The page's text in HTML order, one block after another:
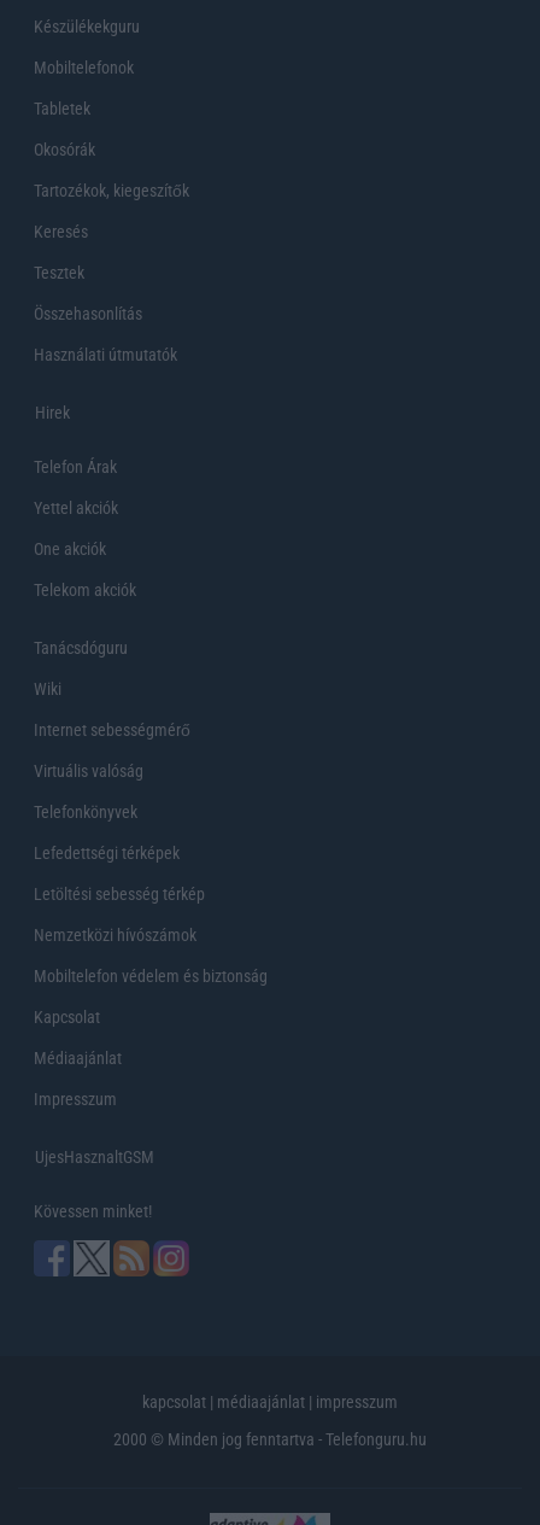
Készülékekguru
Mobiltelefonok
Tabletek
Okosórák
Tartozékok, kiegeszítők
Keresés
Tesztek
Összehasonlítás
Használati útmutatók
Hirek
Telefon Árak
Yettel akciók
One akciók
Telekom akciók
Tanácsdóguru
Wiki
Internet sebességmérő
Virtuális valóság
Telefonkönyvek
Lefedettségi térképek
Letöltési sebesség térkép
Nemzetközi hívószámok
Mobiltelefon védelem és biztonság
Kapcsolat
Médiaajánlat
Impresszum
UjesHasznaltGSM
Kövessen minket!
kapcsolat | médiaajánlat | impresszum
2000 © Minden jog fenntartva - Telefonguru.hu